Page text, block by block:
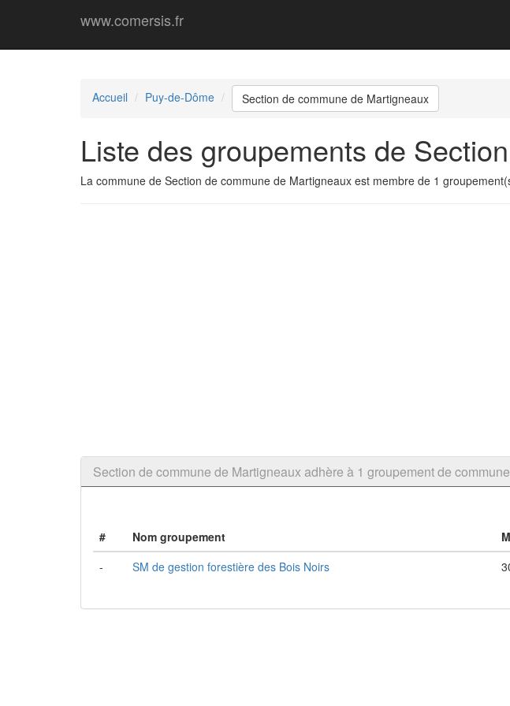
www.comersis.fr
Accueil Puy-de-Dôme Section de commune de Martigneaux
Liste des groupements de
La commune de Section de commune de Martigneaux est membre de 1
Section de commune de Martigneaux adhère à 1 groupement de
# Nom groupement
-
SM de gestion forestière des Bois Noirs